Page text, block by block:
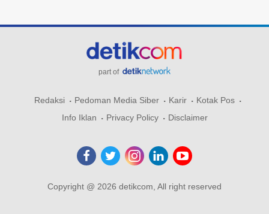
part of
Redaksi Pedoman Media Siber Karir
Kotak Pos
Info Iklan
Privacy Policy Disclaimer
Copyright @ 2026 detikcom, All right reserved